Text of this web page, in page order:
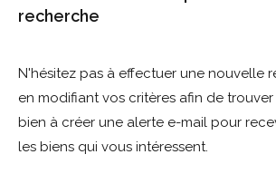
recherche
N'hésitez pas à effectuer une nouvelle
en modifiant vos critères afin de
bien à créer une alerte e-mail pour
les biens qui vous intéressent.
Budget
Surface
Surface